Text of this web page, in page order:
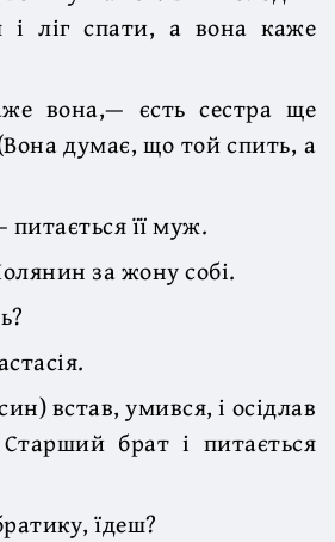
і ліг спати, а вона каже
вона,— єсть сестра ще
думає, що той спить, а
її муж.
за жону собі.
встав, умився, і осідлав
брат і питається
їдеш?